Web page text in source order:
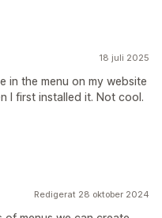
18 juli 2025
in the menu on my website
I first installed it. Not cool.
Redigerat 28 oktober 2024